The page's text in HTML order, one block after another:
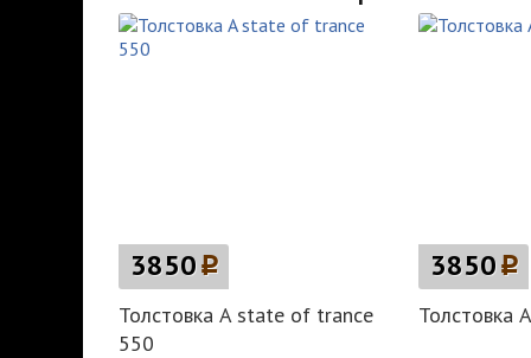
3850p
Толстовка A state of trance
550
3850p
Толстовка